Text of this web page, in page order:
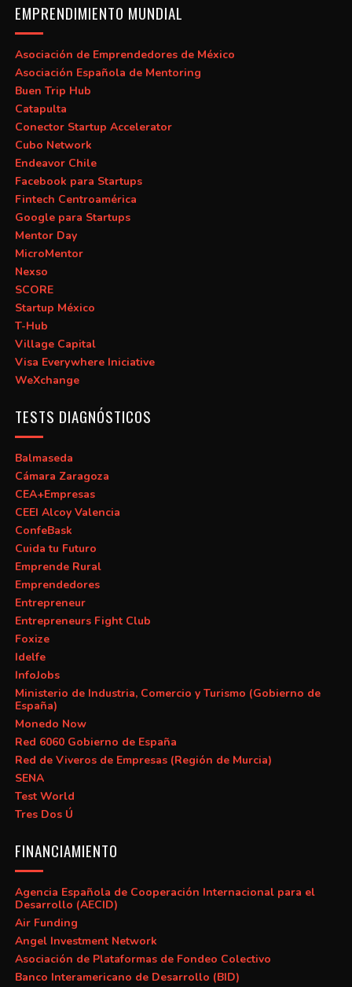
EMPRENDIMIENTO MUNDIAL
Asociación de Emprendedores de México
Asociación Española de Mentoring
Buen Trip Hub
Catapulta
Conector Startup Accelerator
Cubo Network
Endeavor Chile
Facebook para Startups
Fintech Centroamérica
Google para Startups
Mentor Day
MicroMentor
Nexso
SCORE
Startup México
T-Hub
Village Capital
Visa Everywhere Iniciative
WeXchange
TESTS DIAGNÓSTICOS
Balmaseda
Cámara Zaragoza
CEA+Empresas
CEEI Alcoy Valencia
ConfeBask
Cuida tu Futuro
Emprende Rural
Emprendedores
Entrepreneur
Entrepreneurs Fight Club
Foxize
Idelfe
InfoJobs
Ministerio de Industria, Comercio y Turismo (Gobierno de
España)
Monedo Now
Red 6060 Gobierno de España
Red de Viveros de Empresas (Región de Murcia)
SENA
Test World
Tres Dos Ú
FINANCIAMIENTO
Agencia Española de Cooperación Internacional para el
Desarrollo (AECID)
Air Funding
Angel Investment Network
Asociación de Plataformas de Fondeo Colectivo
Banco Interamericano de Desarrollo (BID)